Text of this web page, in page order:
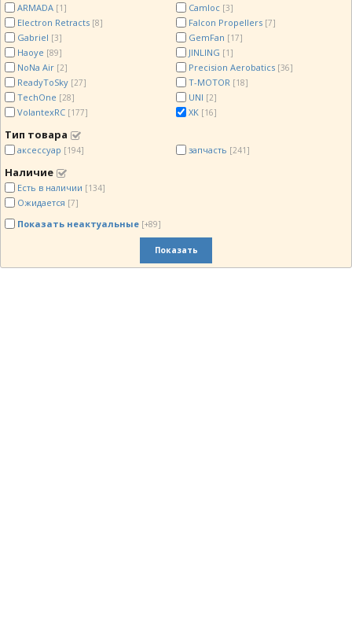
ARMADA [1] Camloc [3]
Electron Retracts [8] Falcon Propellers [7]
Gabriel [3] GemFan [17]
Haoye [89] JINLING [1]
NoNa Air [2] Precision Aerobatics [36]
ReadyToSky [27] T-MOTOR [18]
TechOne [28] UNI [2]
VolantexRC [177] XK [16]
Тип товара
аксессуар [194] запчасть [241]
Наличие
Есть в наличии [134]
Ожидается [7]
Показать неактуальные [+89]
Показать